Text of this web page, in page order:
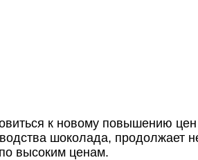
к новому повышению
шоколада, продолжает
высоким ценам.